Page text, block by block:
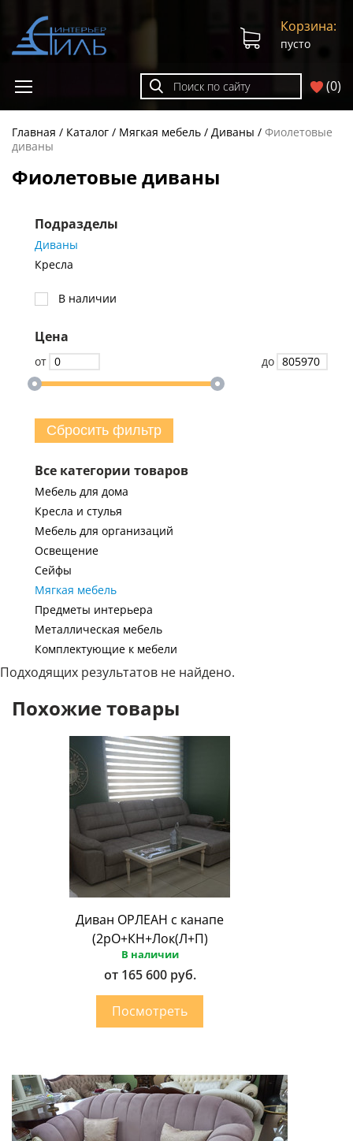
(0)
Корзина:
пусто
Главная Каталог Мягкая мебель Диваны
Фиолетовые
диваны
Фиолетовые диваны
Подразделы
Диваны
Кресла
В наличии
Цена
от до
Сбросить фильтр
Все категории товаров
Мебель для дома
Кресла и стулья
Мебель для организаций
Освещение
Сейфы
Мягкая мебель
Предметы интерьера
Металлическая мебель
Комплектующие к мебели
Подходящих результатов не найдено.
Похожие товары
Диван ОРЛЕАН с канапе
(2рО+КН+Лок(Л+П)
В наличии
от 165 600 руб.